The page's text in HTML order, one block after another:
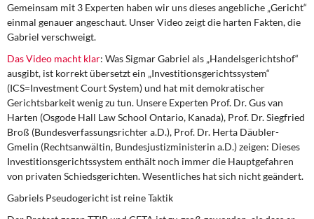
Rosa-Luxemburg-Stiftung
Über mich
Kontakt
Gemeinsam mit 3 Experten haben wir uns dieses angebliche „Gericht“
einmal genauer angeschaut. Unser Video zeigt die harten Fakten, die
Gabriel verschweigt.
Das Video macht klar: Was Sigmar Gabriel als „Handelsgerichtshof“
ausgibt, ist korrekt übersetzt ein „Investitionsgerichtssystem“
(ICS=Investment Court System) und hat mit demokratischer
Gerichtsbarkeit wenig zu tun. Unsere Experten Prof. Dr. Gus van
Harten (Osgode Hall Law School Ontario, Kanada), Prof. Dr. Siegfried
Broß (Bundesverfassungsrichter a.D.), Prof. Dr. Herta Däubler-
Gmelin (Rechtsanwältin, Bundesjustizministerin a.D.) zeigen: Dieses
Investitionsgerichtssystem enthält noch immer die Hauptgefahren
von privaten Schiedsgerichten. Wesentliches hat sich nicht geändert.
Gabriels Pseudogericht ist reine Taktik